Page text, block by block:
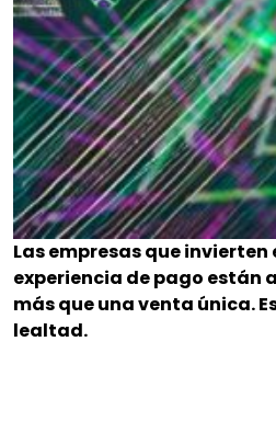
Las empresas que
experiencia de pago están
más que una venta única.
lealtad.